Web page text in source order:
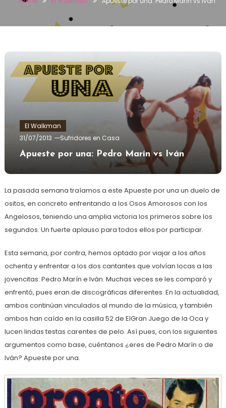
El Walkman
31/07/2013
Sufridores en Casa
Apueste por una: Pedro Marín vs Iván
La pasada semana traíamos a este Apueste por una un duelo de
ositos, en concreto enfrentando a los Osos Amorosos con los
Angelosos, teniendo una amplia victoria los primeros sobre los
segundos. Un fuerte aplauso para todos ellos por participar.
Esta semana, por contra, hemos optado por viajar a los años
ochenta y enfrentar a los dos cantantes que volvían locas a las
jovencitas: Pedro Marín e Iván. Muchas veces se les comparó y
enfrentó, pues eran de discográficas diferentes. En la actualidad,
ambos continúan vinculados al mundo de la música, y también
ambos han caído en la casilla 52 de ElGran Juego de la Oca y
lucen lindas testas carentes de pelo. Así pues, con los siguientes
argumentos como base, cuéntanos ¿eres de Pedro Marín o de
Iván? Apueste por una.